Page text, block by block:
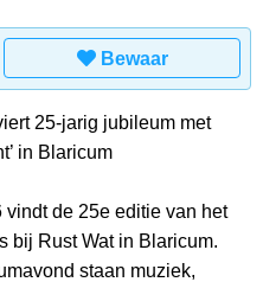
Bewaar
25-jarig jubileum met
in Blaricum
de 25e editie van het
bij Rust Wat in Blaricum.
staan muziek,